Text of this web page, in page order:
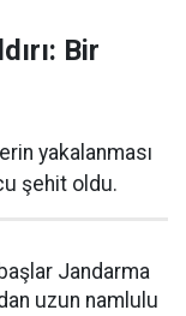
Bir
yakalanması
şehit oldu.
Jandarma
uzun namlulu